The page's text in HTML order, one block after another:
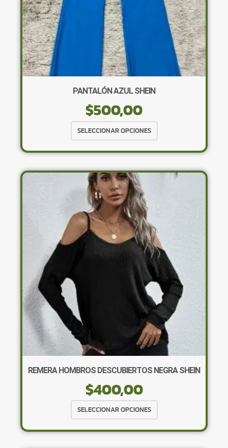
PANTALÓN AZUL SHEIN
$500,00
SELECCIONAR OPCIONES
producto
tiene
variantes.
elegir
en
la
página
de
producto
REMERA HOMBROS DESCUBIERTOS NEGRA SHEIN
$400,00
SELECCIONAR OPCIONES
producto
tiene